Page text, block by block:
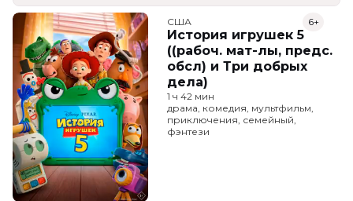
США
История игрушек 5
((рабоч. мат-лы, предс.
обсл) и Три добрых
дела)
6+
1 ч 42 мин
драма, комедия, мультфильм,
приключения, семейный,
фэнтези